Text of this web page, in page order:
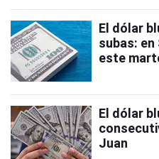
El dólar
subas:
este
El dólar
Juan